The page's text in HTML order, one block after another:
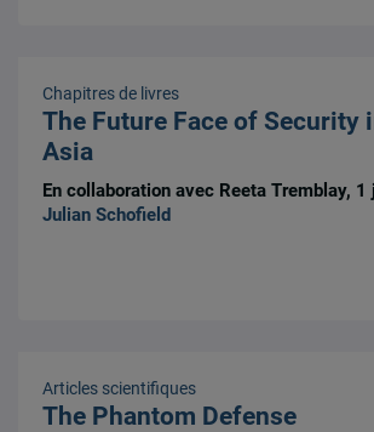
Chapitres de livres
The Future Face of Security
Asia
En collaboration avec Reeta Tremblay,
Julian Schofield
Articles scientifiques
The Phantom Defense